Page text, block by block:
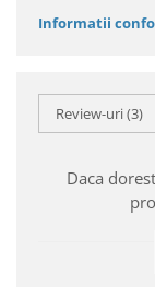
Informatii
Review-uri(3)
Daca